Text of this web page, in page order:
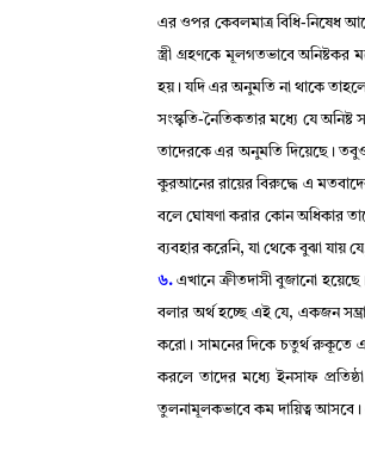
এর ওপর কেবলমাত্র বিধি-নিষেধ
স্ত্রী গ্রহণকে মূলগতভাবে
হয়।যদি এর অনুমতি না থাকে তাহলে
সংস্কৃতি-নৈতিকতার মধ্যে যে অনিষ্ট
তাদেরকে এর অনুমতি দিয়েছে।তবুও
কুরআনের রায়ের বিরুদ্ধে এ
বলে ঘোষণা করার কোন অধিকার
ব্যবহার করেনি,যা থেকে বুঝা যায় যে
৬. এখানে ক্রীতদাসী বুজানো হয়েছে
বলার অর্থ হচ্ছে এই যে, একজন
করো । সামনের দিকে চতুর্থ রুকূতে
করলে তাদের মধ্যে ইনসাফ
তুলনামূলকভাবে কম দায়িত্ব আসবে ।